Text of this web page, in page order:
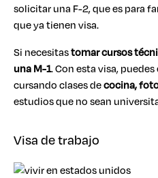
solicitar una F-2, que es para
que ya tienen visa.
Si necesitastomar cursos
una M-1. Con esta visa,
cursando clases decocina,
estudios que no sean
Visa de trabajo